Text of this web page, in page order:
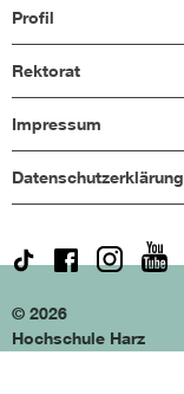
Profil
Rektorat
Impressum
Datenschutzerklärung
© 2026
Hochschule Harz